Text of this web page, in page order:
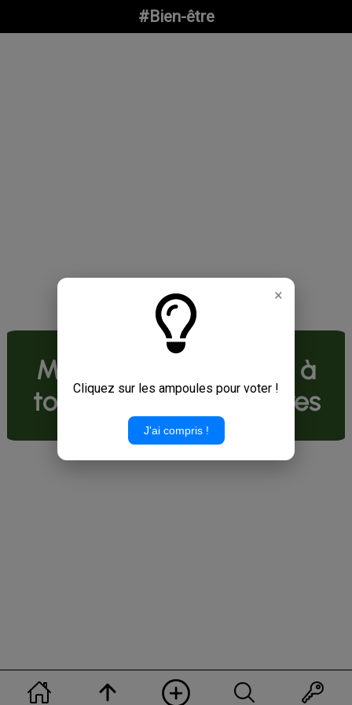
×
Cliquez sur les ampoules pour voter !
J'ai compris !
#Bien-être
#Bien-être
Méditation/Relaxation à
tous les niveaux scolaires